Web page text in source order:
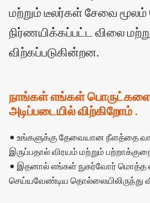
மற்றும் டீலர்கள் சேவை மூலம்
நிர்ணயிக்கப்பட்ட விலை
விற்கப்படுகின்றன.
நாங்கள் எங்கள் பொருட்களை
அடிப்படையில் விற்கிறோம் .
• உங்களுக்கு தேவையான நீளத்தை
இருப்பதால் விரயம் மற்றும்
• இதனால் எங்கள் நுகர்வோர் மொத்த
செய்யவேண்டிய தொல்லையிலிருந்து